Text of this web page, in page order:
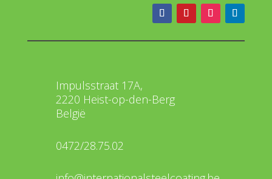
Impulsstraat 17A,
2220 Heist-op-den-Berg
België
0472/28.75.02